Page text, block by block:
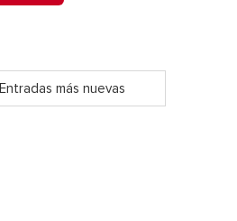
Entradas más nuevas